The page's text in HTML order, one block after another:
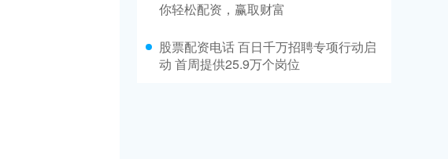
你轻松配资，赢取财富
股票配资电话 百日千万招聘专项行动启
动 首周提供25.9万个岗位